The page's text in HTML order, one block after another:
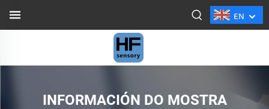
EN
INFORMACIÓN DO MOSTRA